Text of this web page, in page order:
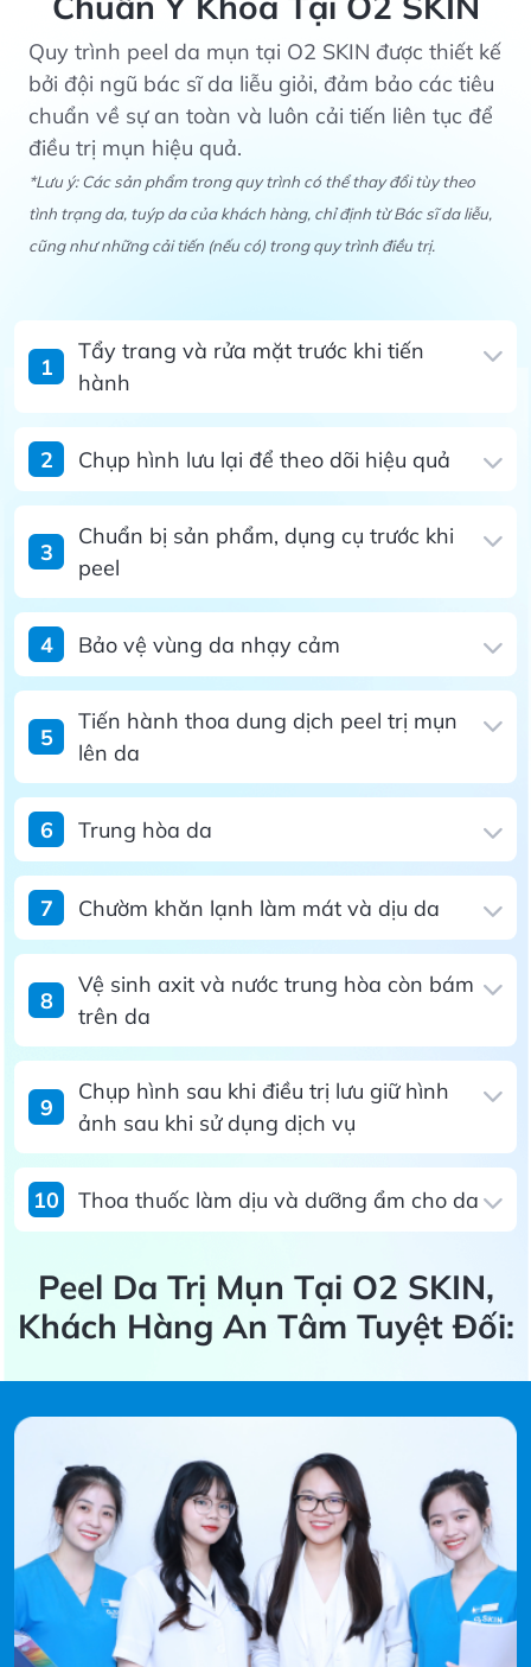
Quy trình peel da mụn tại O2 SKIN được thiết kế
bởi đội ngũ bác sĩ da liễu giỏi, đảm bảo các tiêu
chuẩn về sự an toàn và luôn cải tiến liên tục để
điều trị mụn hiệu quả.
*Lưu ý: Các sản phẩm trong quy trình có thể thay đổi tùy theo
tình trạng da, tuýp da của khách hàng, chỉ định từ Bác sĩ da liễu,
cũng như những cải tiến (nếu có) trong quy trình điều trị.
1
Tẩy trang và rửa mặt trước khi tiến
hành
2 Chụp hình lưu lại để theo dõi hiệu quả
3
Chuẩn bị sản phẩm, dụng cụ trước khi
peel
4 Bảo vệ vùng da nhạy cảm
5
Tiến hành thoa dung dịch peel trị mụn
lên da
6 Trung hòa da
7 Chườm khăn lạnh làm mát và dịu da
8
Vệ sinh axit và nước trung hòa còn bám
trên da
9
Chụp hình sau khi điều trị lưu giữ hình
ảnh sau khi sử dụng dịch vụ
10 Thoa thuốc làm dịu và dưỡng ẩm cho da
Peel Da Trị Mụn Tại O2 SKIN,
Khách Hàng An Tâm Tuyệt Đối: